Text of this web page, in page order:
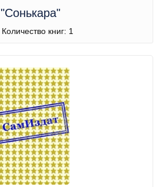
"Сонькара"
Количество книг: 1